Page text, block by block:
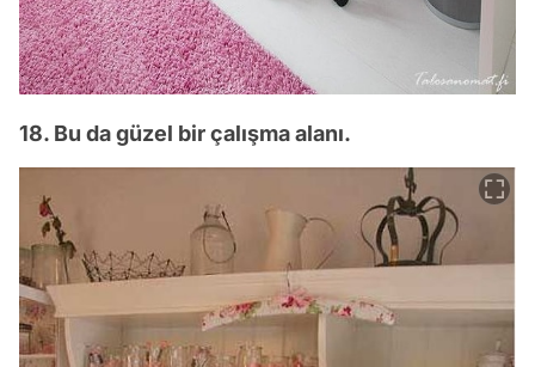
18. Bu da güzel bir çalışma alanı.